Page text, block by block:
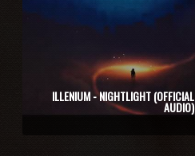
ZOLI VEKONY X CALIDORA - MINDIG NYÁR
(OFFICIAL MUSIC VIDEO)